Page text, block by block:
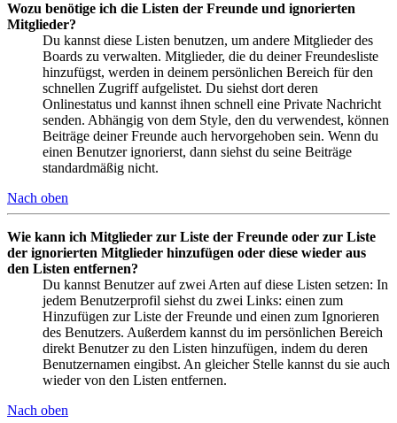
Wozu benötige ich die Listen der Freunde und ignorierten
Mitglieder?
Du kannst diese Listen benutzen, um andere Mitglieder des
Boards zu verwalten. Mitglieder, die du deiner Freundesliste
hinzufügst, werden in deinem persönlichen Bereich für den
schnellen Zugriff aufgelistet. Du siehst dort deren
Onlinestatus und kannst ihnen schnell eine Private Nachricht
senden. Abhängig von dem Style, den du verwendest, können
Beiträge deiner Freunde auch hervorgehoben sein. Wenn du
einen Benutzer ignorierst, dann siehst du seine Beiträge
standardmäßig nicht.
Nach oben
Wie kann ich Mitglieder zur Liste der Freunde oder zur Liste
der ignorierten Mitglieder hinzufügen oder diese wieder aus
den Listen entfernen?
Du kannst Benutzer auf zwei Arten auf diese Listen setzen: In
jedem Benutzerprofil siehst du zwei Links: einen zum
Hinzufügen zur Liste der Freunde und einen zum Ignorieren
des Benutzers. Außerdem kannst du im persönlichen Bereich
direkt Benutzer zu den Listen hinzufügen, indem du deren
Benutzernamen eingibst. An gleicher Stelle kannst du sie auch
wieder von den Listen entfernen.
Nach oben